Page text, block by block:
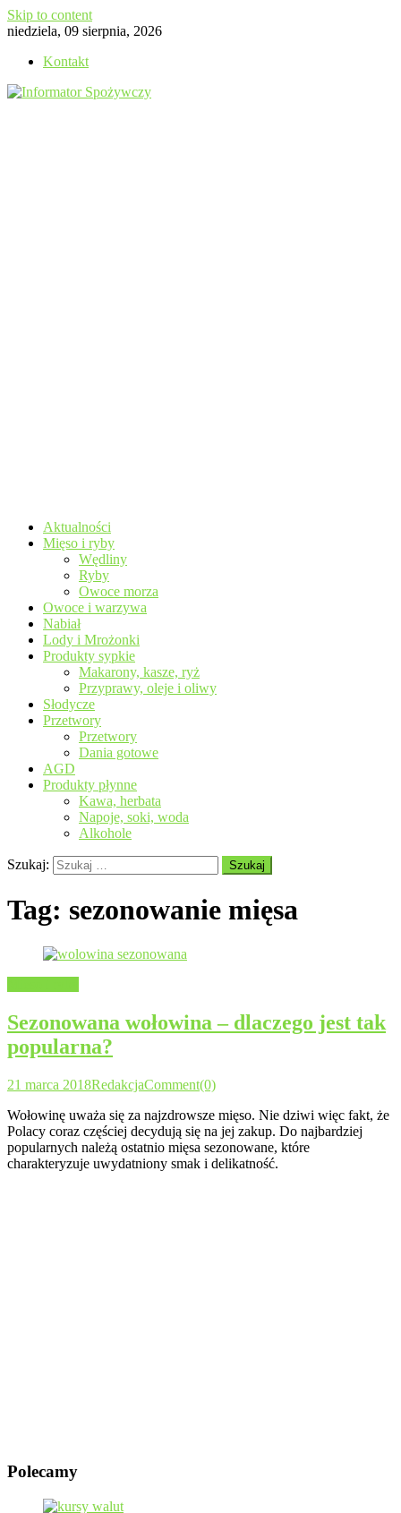
Skip to content
niedziela, 09 sierpnia, 2026
Kontakt
Aktualności
Mięso i ryby
Wędliny
Ryby
Owoce morza
Owoce i warzywa
Nabiał
Lody i Mrożonki
Produkty sypkie
Makarony, kasze, ryż
Przyprawy, oleje i oliwy
Słodycze
Przetwory
Przetwory
Dania gotowe
AGD
Produkty płynne
Kawa, herbata
Napoje, soki, woda
Alkohole
Szukaj:
Tag: sezonowanie mięsa
Sezonowana wołowina – dlaczego jest tak
popularna?
21 marca 2018RedakcjaComment(0)
Wołowinę uważa się za najzdrowsze mięso. Nie dziwi więc fakt, że
Polacy coraz częściej decydują się na jej zakup. Do najbardziej
popularnych należą ostatnio mięsa sezonowane, które
charakteryzuje uwydatniony smak i delikatność.
Polecamy